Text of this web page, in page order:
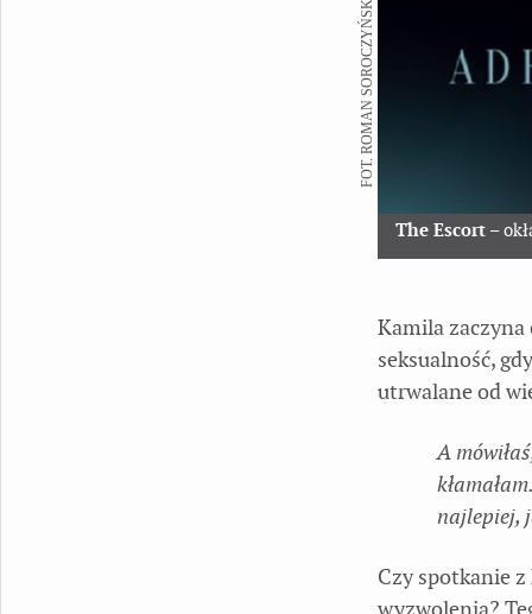
The Escort –
FOT. ROMAN SOROCZYŃSKI
Kamila zaczyna
seksualność,
utrwalane od
A
najlepiej,
Czy spotkanie